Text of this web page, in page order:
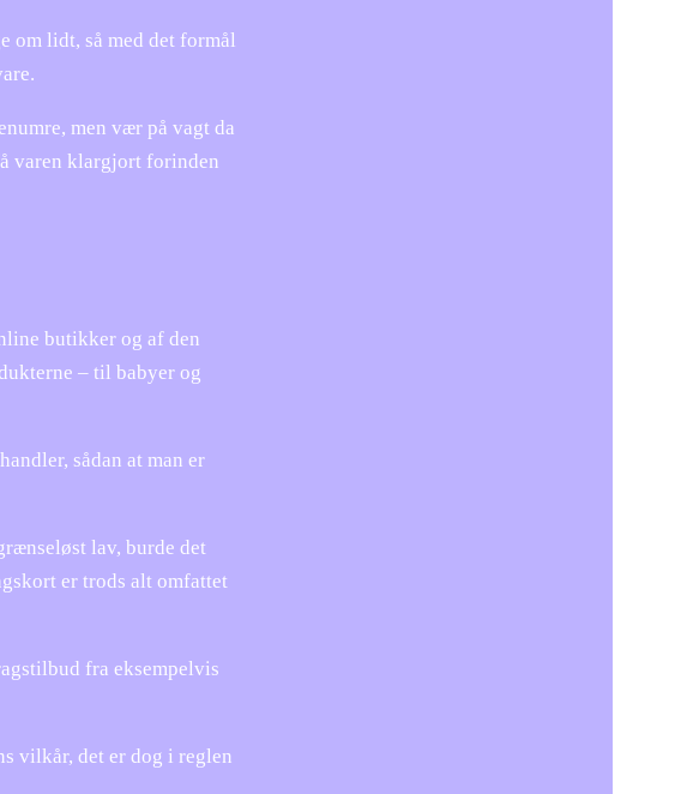
om lidt, så med det formål
men vær på vagt da
varen klargjort forinden
butikker og af den
– til babyer og
sådan at man er
lav, burde det
er trods alt omfattet
fra eksempelvis
vilkår, det er dog i reglen